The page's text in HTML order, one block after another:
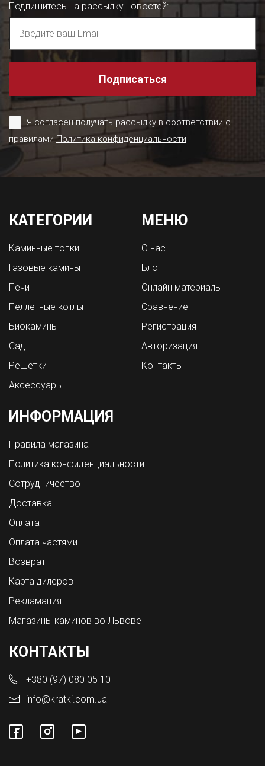
Подпишитесь на рассылку новостей:
Подписаться
Я согласен получать рассылку в соответствии с
правиламиПолитика конфиденциальности
КАТЕГОРИИ
Каминные топки
Газовые камины
Печи
Пеллетные котлы
Биокамины
Сад
Решетки
Аксессуары
МЕНЮ
О нас
Блог
Онлайн материалы
Сравнение
Регистрация
Авторизация
Контакты
ИНФОРМАЦИЯ
Правила магазина
Политика конфиденциальности
Сотрудничество
Доставка
Оплата
Оплата частями
Возврат
Карта дилеров
Рекламация
Магазины каминов во Львове
КОНТАКТЫ
+380 (97) 080 05 10
info@kratki.com.ua